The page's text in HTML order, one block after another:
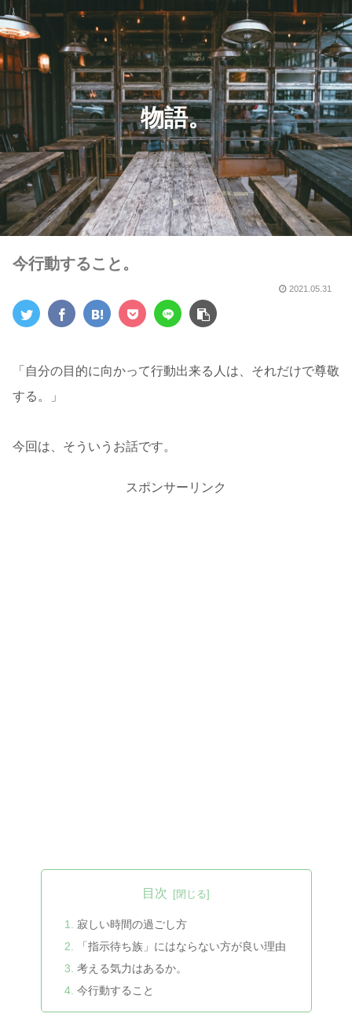
物語。
今行動すること。
2021.05.31
「自分の目的に向かって行動出来る人は、それだけで尊敬
する。」
今回は、そういうお話です。
スポンサーリンク
目次
寂しい時間の過ごし方
「指示待ち族」にはならない方が良い理由
考える気力はあるか。
今行動すること